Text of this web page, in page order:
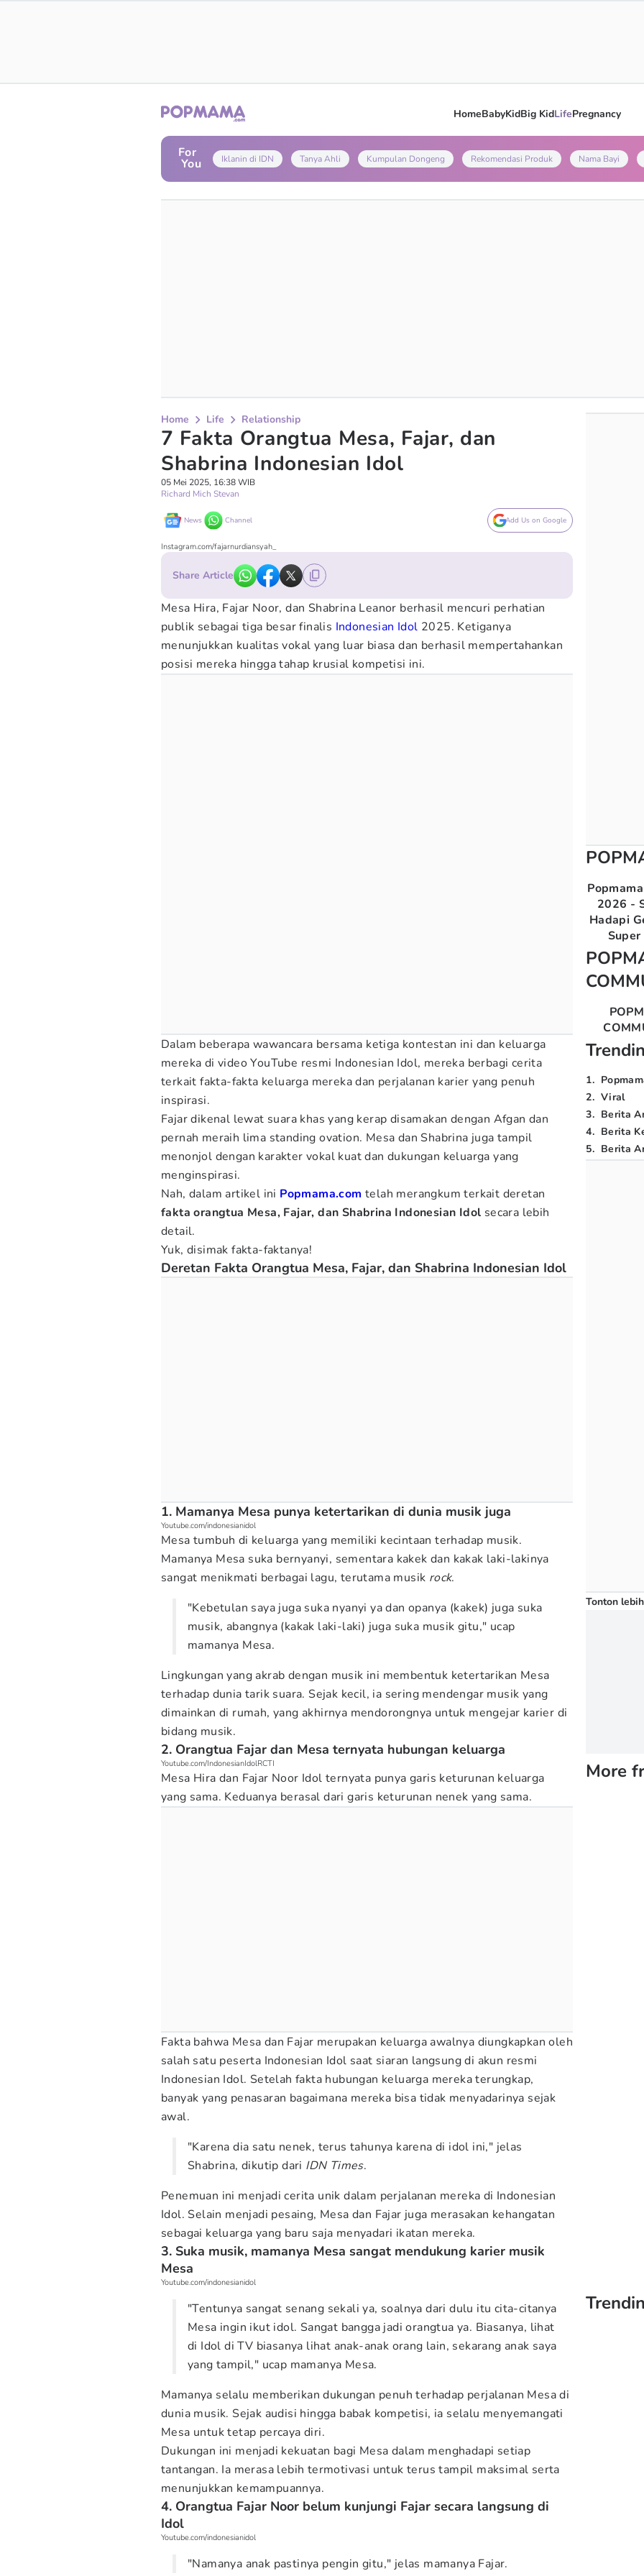
HomeBabyKidBig KidLifePregnancy
For
You Iklanin di IDN Tanya Ahli Kumpulan Dongeng Rekomendasi Produk Nama Bayi
Home Life Relationship
7 Fakta Orangtua Mesa, Fajar, dan
Shabrina Indonesian Idol
05 Mei 2025, 16:38 WIB
Richard Mich Stevan
News Channel Add Us on Google
Instagram.com/fajarnurdiansyah_
Share Article
Mesa Hira, Fajar Noor, dan Shabrina Leanor berhasil mencuri perhatian
publik sebagai tiga besar finalis Indonesian Idol 2025. Ketiganya
menunjukkan kualitas vokal yang luar biasa dan berhasil mempertahankan
posisi mereka hingga tahap krusial kompetisi ini.
Dalam beberapa wawancara bersama ketiga kontestan ini dan keluarga
mereka di video YouTube resmi Indonesian Idol, mereka berbagi cerita
terkait fakta-fakta keluarga mereka dan perjalanan karier yang penuh
inspirasi.
Fajar dikenal lewat suara khas yang kerap disamakan dengan Afgan dan
pernah meraih lima standing ovation. Mesa dan Shabrina juga tampil
menonjol dengan karakter vokal kuat dan dukungan keluarga yang
menginspirasi.
Nah, dalam artikel ini Popmama.com telah merangkum terkait deretan
fakta orangtua Mesa, Fajar, dan Shabrina Indonesian Idol secara lebih
detail.
Yuk, disimak fakta-faktanya!
Deretan Fakta Orangtua Mesa, Fajar, dan Shabrina Indonesian Idol
1. Mamanya Mesa punya ketertarikan di dunia musik juga
Youtube.com/indonesianidol
Mesa tumbuh di keluarga yang memiliki kecintaan terhadap musik.
Mamanya Mesa suka bernyanyi, sementara kakek dan kakak laki-lakinya
sangat menikmati berbagai lagu, terutama musik rock.
"Kebetulan saya juga suka nyanyi ya dan opanya (kakek) juga suka
musik, abangnya (kakak laki-laki) juga suka musik gitu," ucap
mamanya Mesa.
Lingkungan yang akrab dengan musik ini membentuk ketertarikan Mesa
terhadap dunia tarik suara. Sejak kecil, ia sering mendengar musik yang
dimainkan di rumah, yang akhirnya mendorongnya untuk mengejar karier di
bidang musik.
2. Orangtua Fajar dan Mesa ternyata hubungan keluarga
Youtube.com/IndonesianIdolRCTI
Mesa Hira dan Fajar Noor Idol ternyata punya garis keturunan keluarga
yang sama. Keduanya berasal dari garis keturunan nenek yang sama.
Fakta bahwa Mesa dan Fajar merupakan keluarga awalnya diungkapkan oleh
salah satu peserta Indonesian Idol saat siaran langsung di akun resmi
Indonesian Idol. Setelah fakta hubungan keluarga mereka terungkap,
banyak yang penasaran bagaimana mereka bisa tidak menyadarinya sejak
awal.
"Karena dia satu nenek, terus tahunya karena di idol ini," jelas
Shabrina, dikutip dari IDN Times.
Penemuan ini menjadi cerita unik dalam perjalanan mereka di Indonesian
Idol. Selain menjadi pesaing, Mesa dan Fajar juga merasakan kehangatan
sebagai keluarga yang baru saja menyadari ikatan mereka.
3. Suka musik, mamanya Mesa sangat mendukung karier musik
Mesa
Youtube.com/indonesianidol
"Tentunya sangat senang sekali ya, soalnya dari dulu itu cita-citanya
Mesa ingin ikut idol. Sangat bangga jadi orangtua ya. Biasanya, lihat
di Idol di TV biasanya lihat anak-anak orang lain, sekarang anak saya
yang tampil," ucap mamanya Mesa.
Mamanya selalu memberikan dukungan penuh terhadap perjalanan Mesa di
dunia musik. Sejak audisi hingga babak kompetisi, ia selalu menyemangati
Mesa untuk tetap percaya diri.
Dukungan ini menjadi kekuatan bagi Mesa dalam menghadapi setiap
tantangan. Ia merasa lebih termotivasi untuk terus tampil maksimal serta
menunjukkan kemampuannya.
4. Orangtua Fajar Noor belum kunjungi Fajar secara langsung di
Idol
Youtube.com/indonesianidol
"Namanya anak pastinya pengin gitu," jelas mamanya Fajar.
2026 -
Hadapi
1.
2. Viral
3. Berita
4. Berita
5. Berita
Tonton
More